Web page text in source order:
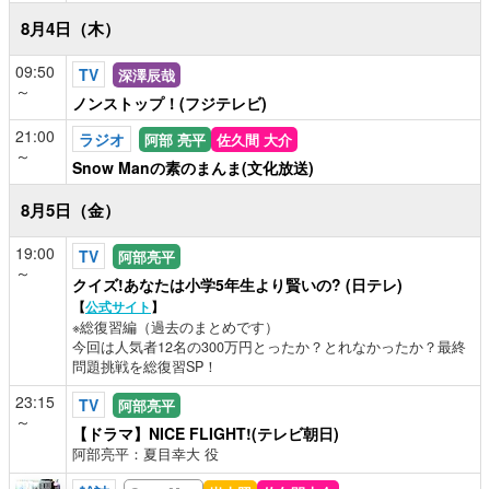
8月4日（木）
09:50
～
TV 深澤辰哉
ノンストップ！(フジテレビ)
21:00
～
ラジオ 阿部 亮平 佐久間 大介
Snow Manの素のまんま(文化放送)
8月5日（金）
19:00
～
TV 阿部亮平
クイズ!あなたは小学5年生より賢いの? (日テレ)
【公式サイト】
※総復習編（過去のまとめです）
今回は人気者12名の300万円とったか？とれなかったか？最終
問題挑戦を総復習SP！
23:15
～
TV 阿部亮平
【ドラマ】NICE FLIGHT!(テレビ朝日)
阿部亮平：夏目幸大 役